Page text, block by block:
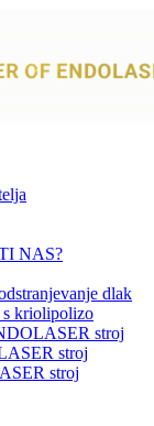
NAS?
dlak
s kriolipolizo
stroj
stroj
stroj